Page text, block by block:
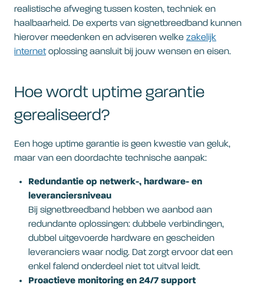
realistische afweging tussen kosten, techniek en
haalbaarheid. De experts van signetbreedband kunnen
hierover meedenken en adviseren welke zakelijk
internetoplossing aansluit bij jouw wensen en eisen.
Hoe wordt uptime garantie
gerealiseerd?
Een hoge uptime garantie is geen kwestie van geluk,
maar van een doordachte technische aanpak:
Redundantie op netwerk-, hardware- en
leveranciersniveau
Bij signetbreedband hebben we aanbod aan
redundante oplossingen: dubbele verbindingen,
dubbel uitgevoerde hardware en gescheiden
leveranciers waar nodig. Dat zorgt ervoor dat een
enkel falend onderdeel niet tot uitval leidt.
Proactieve monitoring en 24/7 support